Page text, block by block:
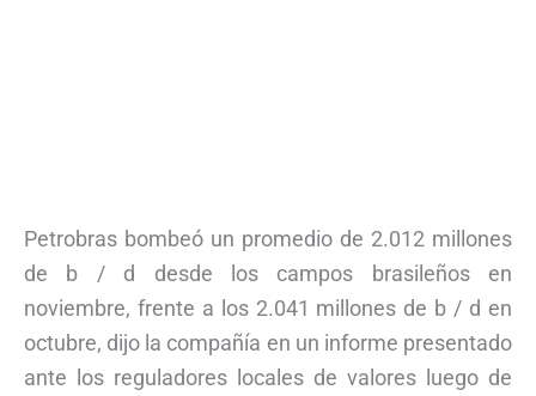
Petrobras bombeó un promedio de 2.012 millones
de b / d desde los campos brasileños en
noviembre, frente a los 2.041 millones de b / d en
octubre, dijo la compañía en un informe presentado
ante los reguladores locales de valores luego de